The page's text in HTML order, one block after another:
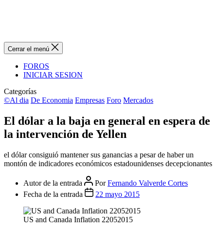
Cerrar el menú
FOROS
INICIAR SESION
Categorías
©Al dia De Economia Empresas Foro Mercados
El dólar a la baja en general en espera de
la intervención de Yellen
el dólar consiguió mantener sus ganancias a pesar de haber un
montón de indicadores económicos estadounidenses decepcionantes
Autor de la entrada PorFernando Valverde Cortes
Fecha de la entrada
22 mayo 2015
US and Canada Inflation 22052015